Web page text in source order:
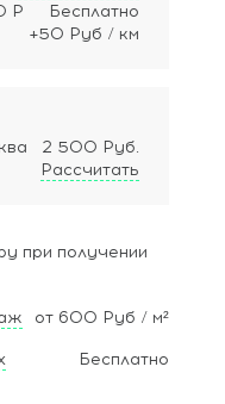
Р
Бесплатно
+50 Руб / км
2 500 Руб.
Рассчитать
при получении
от 600 Руб / м²
Бесплатно